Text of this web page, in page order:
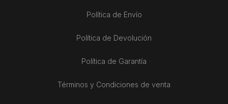
Política de Envío
Política de Devolución
Política de Garantía
Términos y Condiciones de venta